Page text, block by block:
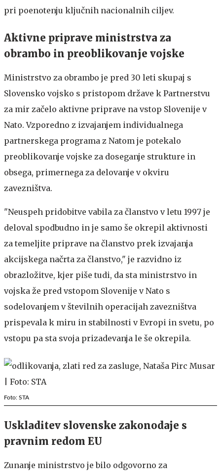
pri poenotenju ključnih nacionalnih ciljev.
Aktivne priprave ministrstva za
obrambo in preoblikovanje vojske
Ministrstvo za obrambo je pred 30 leti skupaj s
Slovensko vojsko s pristopom države k Partnerstvu
za mir začelo aktivne priprave na vstop Slovenije v
Nato. Vzporedno z izvajanjem individualnega
partnerskega programa z Natom je potekalo
preoblikovanje vojske za doseganje strukture in
obsega, primernega za delovanje v okviru
zavezništva.
"Neuspeh pridobitve vabila za članstvo v letu 1997 je
deloval spodbudno in je samo še okrepil aktivnosti
za temeljite priprave na članstvo prek izvajanja
akcijskega načrta za članstvo," je razvidno iz
obrazložitve, kjer piše tudi, da sta ministrstvo in
vojska že pred vstopom Slovenije v Nato s
sodelovanjem v številnih operacijah zavezništva
prispevala k miru in stabilnosti v Evropi in svetu, po
vstopu pa sta svoja prizadevanja le še okrepila.
Foto: STA
Uskladitev slovenske zakonodaje s
pravnim redom EU
Zunanje ministrstvo je bilo odgovorno za